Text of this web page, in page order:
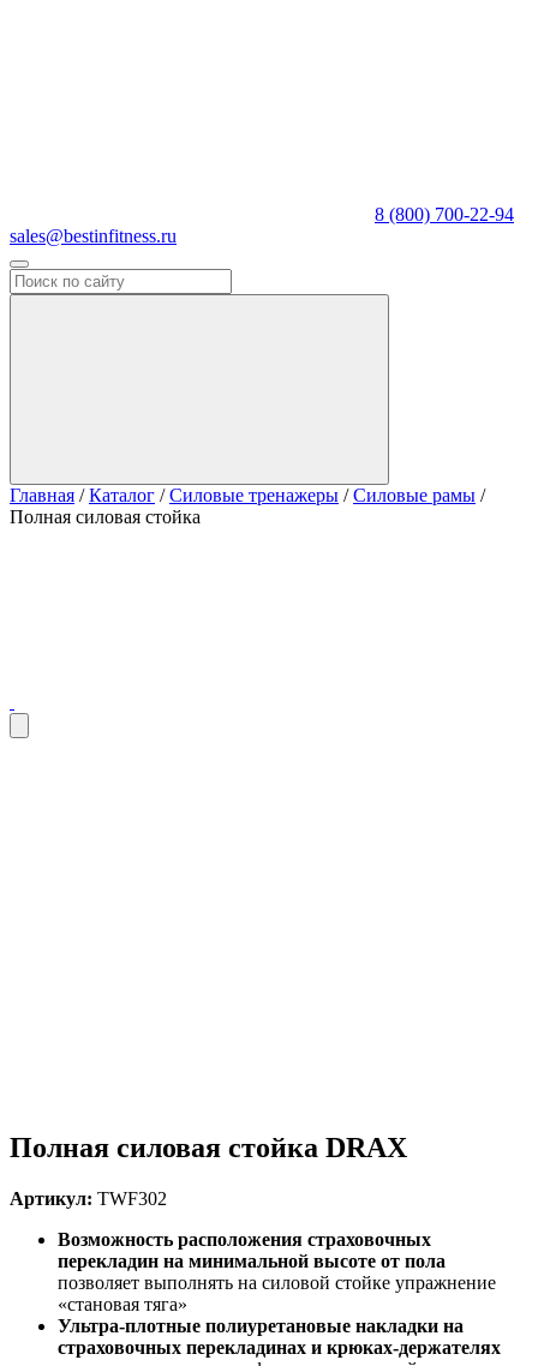
8 (800) 700-22-94
sales@bestinfitness.ru
Главная / Каталог / Силовые тренажеры / Силовые рамы /
Полная силовая стойка
Полная силовая стойка DRAX
Артикул: TWF302
Возможность расположения страховочных
перекладин на минимальной высоте от пола
позволяет выполнять на силовой стойке упражнение
«становая тяга»
Ультра-плотные полиуретановые накладки на
страховочных перекладинах и крюках-держателях